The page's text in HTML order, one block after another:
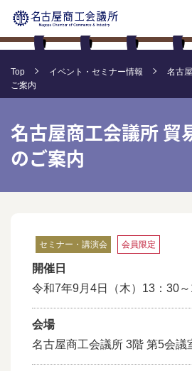
Top イベント・セミナー情報
名古
ご案内
名古屋商工会議所
のご案内
セミナー・講演会 会員限定
開催日
令和7年9月4日（木）13：30
会場
名古屋商工会議所 3階 第5会議